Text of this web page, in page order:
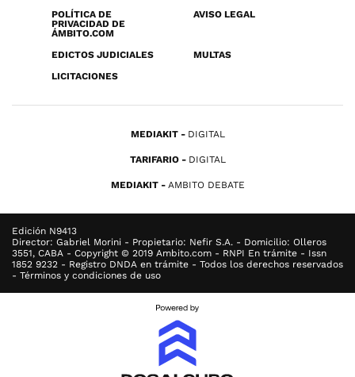
POLÍTICA DE
PRIVACIDAD DE
ÁMBITO.COM
AVISO LEGAL
EDICTOS JUDICIALES
MULTAS
LICITACIONES
MEDIAKIT DIGITAL
TARIFARIO DIGITAL
MEDIAKIT AMBITO DEBATE
Edición N9413
Director: Gabriel Morini - Propietario: Nefir S.A. - Domicilio: Olleros
3551, CABA - Copyright © 2019 Ambito.com - RNPI En trámite - Issn
1852 9232 - Registro DNDA en trámite - Todos los derechos reservados
- Términos y condiciones de uso